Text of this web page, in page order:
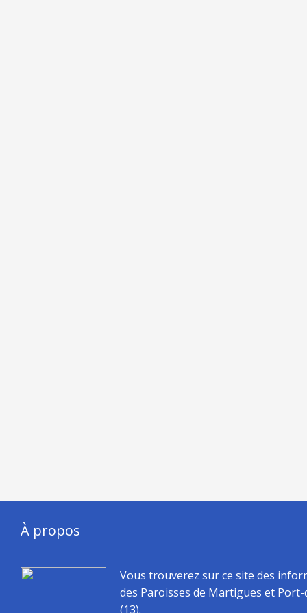
À propos
Vous trouverez sur ce site des
des Paroisses de Martigues et
(13).